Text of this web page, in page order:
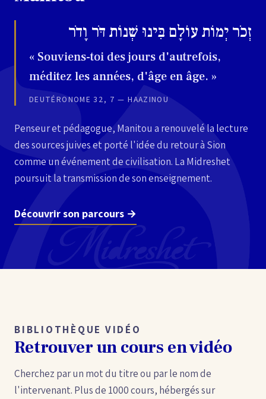
זְכֹר יְמוֹת עוֹלָם בִּינוּ שְׁנוֹת דֹּר וָדֹר
« Souviens-toi des jours d'autrefois,
méditez les années, d'âge en âge. »
DEUTÉRONOME 32, 7 — HAAZINOU
Penseur et pédagogue, Manitou a renouvelé la lecture
des sources juives et porté l'idée du retour à Sion
comme un événement de civilisation. La Midreshet
poursuit la transmission de son enseignement.
Découvrir son parcours →
BIBLIOTHÈQUE VIDÉO
Retrouver un cours en vidéo
Cherchez par un mot du titre ou par le nom de
l'intervenant. Plus de 1000 cours, hébergés sur